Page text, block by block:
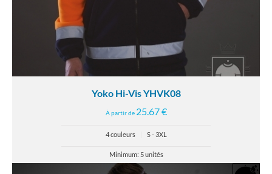
Yoko Hi-Vis YHVK08
À partir de 25.67 €
4 couleurs S - 3XL
Minimum: 5 unités